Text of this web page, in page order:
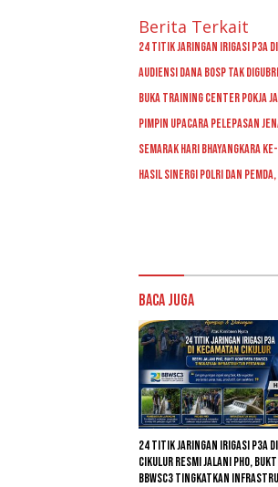
Berita Terkait
24 Titik Jaringan Irigasi P3A
Audiensi Dana BOSP Tak
Buka Training Center Pokja
Pimpin Upacara Pelepasan
Semarak Hari Bhayangkara
Hasil Sinergi Polri dan Pemda,
Baca Juga
24 Titik Jaringan Irigasi P3A
Cikulur Resmi Jalani PHO,
BBWSC3 Tingkatkan